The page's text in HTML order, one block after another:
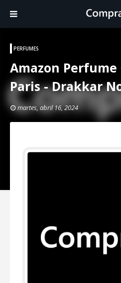
PERFUMES
Amazon Perfume
Paris - Drakkar
martes, abril 16, 2024